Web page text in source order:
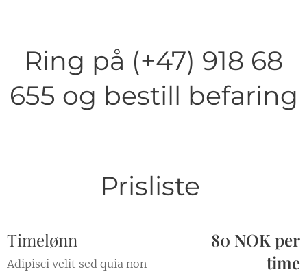
Ring på (+47) 918 68
655 og bestill befaring
Prisliste
Timelønn
Adipisci velit sed quia non
80 NOK per
time